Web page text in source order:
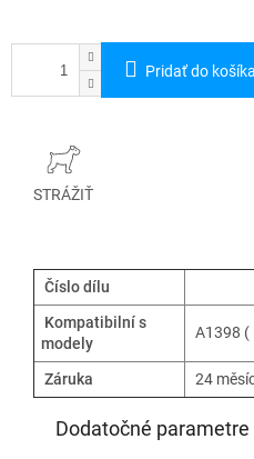
Pridať do košíka
STRÁŽIŤ
Číslo dílu
Kompatibilní s
modely
A1398 (
Záruka 24
Dodatočné parametre